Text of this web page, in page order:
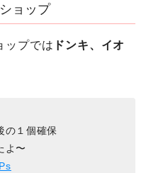
ョップ
ップでは ドンキ、イオ
の１個確保
よ〜